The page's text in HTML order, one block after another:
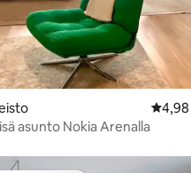
4,98/5, 60 arvostelua
asunto Nokia Arenalla